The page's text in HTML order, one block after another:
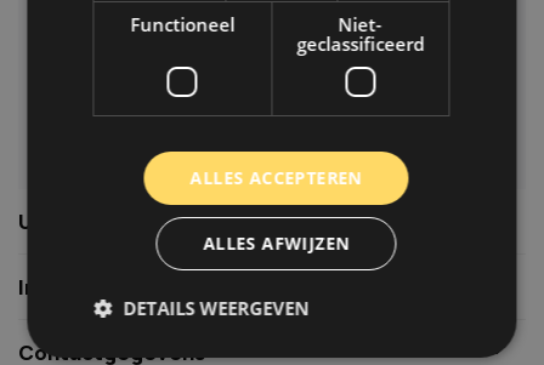
Veelgestelde vragen
06-39119169
info@autoklusser.nl
Usefull links
Informatie
Contactgegevens
Functioneel
Niet-
geclassificeerd
ALLES ACCEPTEREN
ALLES AFWIJZEN
DETAILS WEERGEVEN